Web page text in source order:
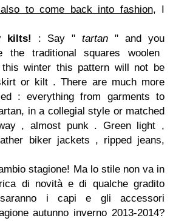
to come back into fashion, I
kilts! : Say "tartan " andyou
the traditional squares woolen
winter this pattern will not be
or kilt . There are much more
: everything from garments to
in a collegial style or matched
, almost punk . Green light ,
biker jackets , ripped jeans,
stagione! Ma lo stile non va in
di novità e di qualche gradito
i capi e gli accessori
autunno inverno 2013-2014?